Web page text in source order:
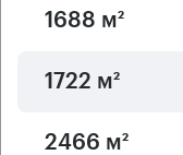
1688 м²
1722 м²
2466 м²